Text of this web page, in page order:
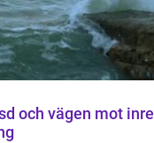
och vägen mot inre